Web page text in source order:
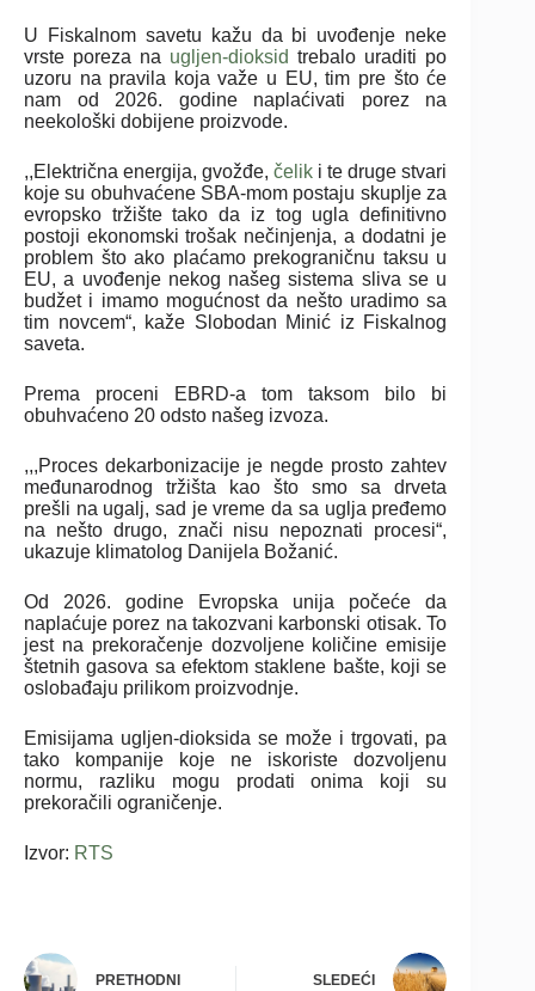
U Fiskalnom savetu kažu da bi uvođenje neke
vrste poreza na ugljen-dioksid trebalo uraditi po
uzoru na pravila koja važe u EU, tim pre što će
nam od 2026. godine naplaćivati porez na
neekološki dobijene proizvode.
,,Električna energija, gvožđe,čelik i te druge stvari
koje su obuhvaćene SBA-mom postaju skuplje za
evropsko tržište tako da iz tog ugla definitivno
postoji ekonomski trošak nečinjenja, a dodatni je
problem što ako plaćamo prekograničnu taksu u
EU, a uvođenje nekog našeg sistema sliva se u
budžet i imamo mogućnost da nešto uradimo sa
tim novcem“, kaže Slobodan Minić iz Fiskalnog
saveta.
Prema proceni EBRD-a tom taksom bilo bi
obuhvaćeno 20 odsto našeg izvoza.
,,,Proces dekarbonizacije je negde prosto zahtev
međunarodnog tržišta kao što smo sa drveta
prešli na ugalj, sad je vreme da sa uglja pređemo
na nešto drugo, znači nisu nepoznati procesi“,
ukazuje klimatolog Danijela Božanić.
Od 2026. godine Evropska unija počeće da
naplaćuje porez na takozvani karbonski otisak. To
jest na prekoračenje dozvoljene količine emisije
štetnih gasova sa efektom staklene bašte, koji se
oslobađaju prilikom proizvodnje.
Emisijama ugljen-dioksida se može i trgovati, pa
tako kompanije koje ne iskoriste dozvoljenu
normu, razliku mogu prodati onima koji su
prekoračili ograničenje.
Izvor: RTS
PRETHODNI SLEDEĆI